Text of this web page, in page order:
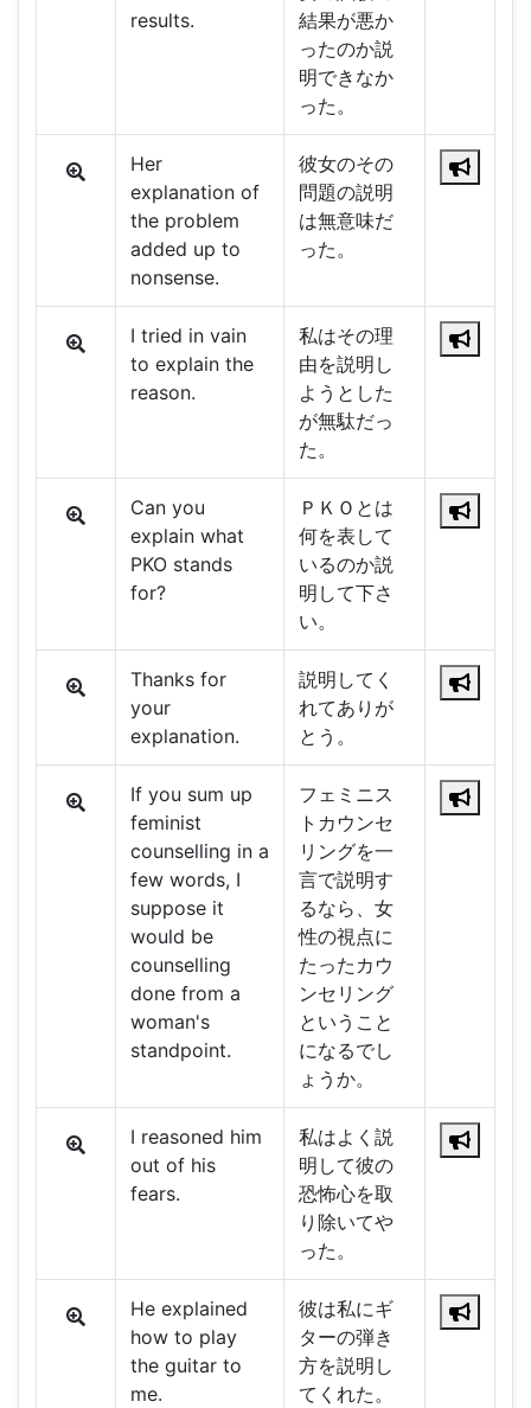
results.
結果が悪か
ったのか説
明できなか
った。
Her
explanation of
the problem
added up to
nonsense.
彼女のその
問題の説明
は無意味だ
った。
I tried in vain
to explain the
reason.
私はその理
由を説明し
ようとした
が無駄だっ
た。
Can you
explain what
PKO stands
for?
ＰＫＯとは
何を表して
いるのか説
明して下さ
い。
Thanks for
your
explanation.
説明してく
れてありが
とう。
If you sum up
feminist
counselling in a
few words, I
suppose it
would be
counselling
done from a
woman's
standpoint.
フェミニス
トカウンセ
リングを一
言で説明す
るなら、女
性の視点に
たったカウ
ンセリング
ということ
になるでし
ょうか。
I reasoned him
out of his
fears.
私はよく説
明して彼の
恐怖心を取
り除いてや
った。
He explained
how to play
the guitar to
me.
彼は私にギ
ターの弾き
方を説明し
てくれた。